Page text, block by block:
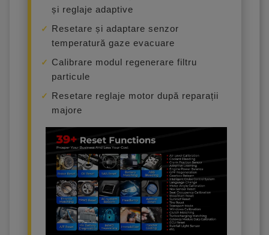
și reglaje adaptive
Resetare și adaptare senzor
temperatură gaze evacuare
Calibrare modul regenerare filtru
particule
Resetare reglaje motor după reparații
majore